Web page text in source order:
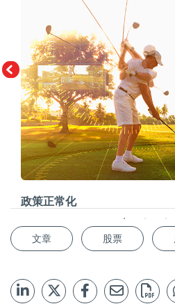
政策正常化
文章 股票